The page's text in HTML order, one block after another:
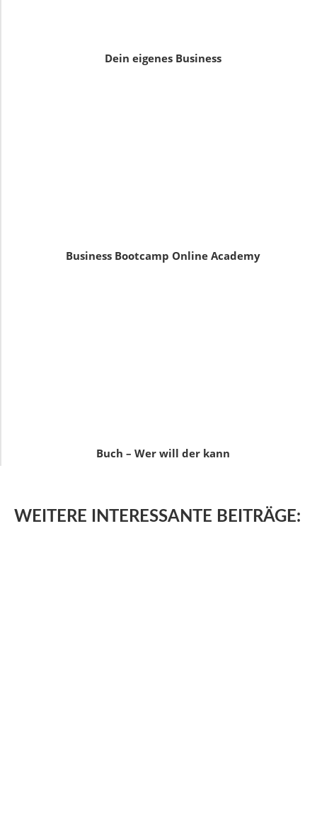
Dein eigenes Business
Business Bootcamp Online Academy
Buch – Wer will der kann
WEITERE INTERESSANTE BEITRÄGE: